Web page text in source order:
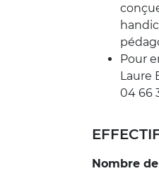
Pour
Laure
04 66
Nombre